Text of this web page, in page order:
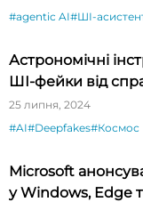
#agentic AI#ШІ-
Астрономічні
ШІ-фейки від
25 липня, 2024
#AI#Deepfakes#Космос
Microsoft
у Windows, Edge